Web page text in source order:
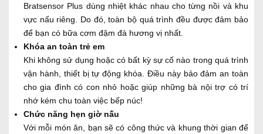
Bratsensor Plus dùng nhiệt khác nhau cho từng nồi và khu
vực nấu riêng. Do đó, toàn bộ quá trình đều được đảm bảo
để bạn có bữa cơm đậm đà hương vị nhất.
Khóa an toàn trẻ em
Khi không sử dụng hoặc có bất kỳ sự cố nào trong quá trình
vận hành, thiết bị tự động khóa. Điều này bảo đảm an toàn
cho gia đình có con nhỏ hoặc giúp những bà nội trợ có trí
nhớ kém chu toàn việc bếp núc!
Chức năng hẹn giờ nấu
Với mỗi món ăn, bạn sẽ có công thức và khung thời gian để